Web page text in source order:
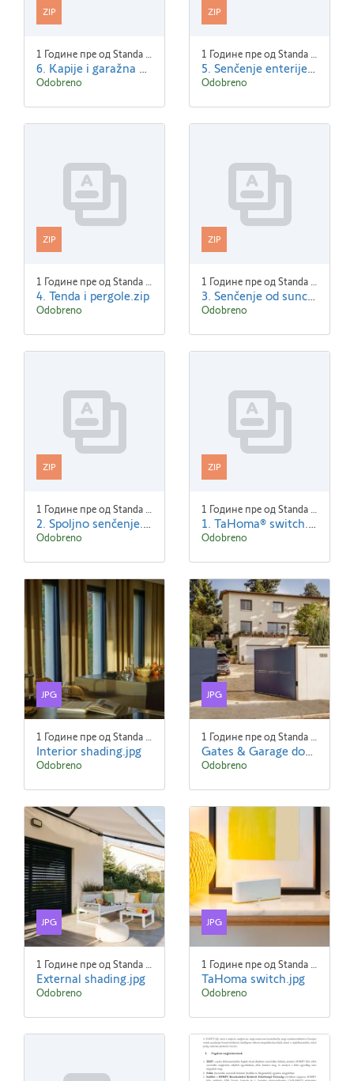
ZIP
1 Године пре од Standa Blaha
6. Kapije i garažna vrata.zip
Odobreno
ZIP
1 Године пре од Standa Blaha
5. Senčenje enterijera.zip
Odobreno
ZIP
1 Године пре од Standa Blaha
4. Tenda i pergole.zip
Odobreno
ZIP
1 Године пре од Standa Blaha
3. Senčenje od sunca.zip
Odobreno
ZIP
1 Године пре од Standa Blaha
2. Spoljno senčenje.zip
Odobreno
ZIP
1 Године пре од Standa Blaha
1. TaHoma® switch.zip
Odobreno
JPG
1 Године пре од Standa Blaha
Interior shading.jpg
Odobreno
JPG
1 Године пре од Standa Blaha
Gates & Garage doors.jpg
Odobreno
JPG
1 Године пре од Standa Blaha
External shading.jpg
Odobreno
JPG
1 Године пре од Standa Blaha
TaHoma switch.jpg
Odobreno